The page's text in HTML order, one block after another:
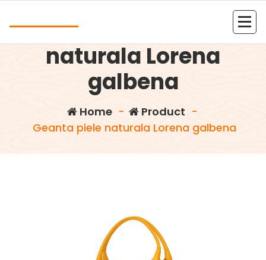
Geanta piele
naturala Lorena
galbena
Home- Product -
Geanta piele naturala Lorena galbena